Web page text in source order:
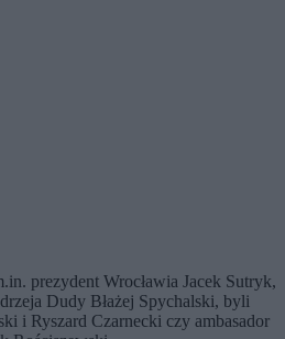
prezydent Wrocławia Jacek Sutryk,
Dudy Błażej Spychalski, byli
i Ryszard Czarnecki czy ambasador